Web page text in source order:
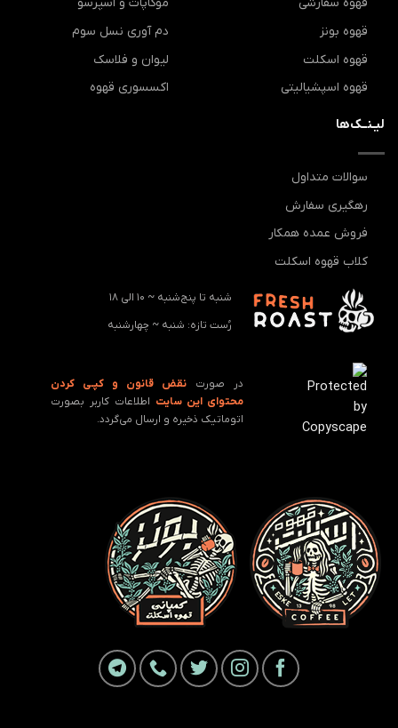
قهوه سفارشی
قهوه بونز
قهوه اسکلت
قهوه اسپشیالیتی
موکاپات و اسپرسو
دم آوری نسل سوم
لیوان و فلاسک
اکسسوری قهوه
لیـنــک‌ها
سوالات متداول
رهگیری سفارش
فروش عمده همکار
کلاب قهوه اسکلت
شنبه تا پنج‌شنبه ~ 10 الی 18
رُست تازه: ‌شنبه ~ چهارشنبه
در صورت
نقض قانون و کپـی کردن
محتوای این سایت اطلاعات کاربر بصورت
اتوماتیک ذخیره و ارسال می‌گردد.